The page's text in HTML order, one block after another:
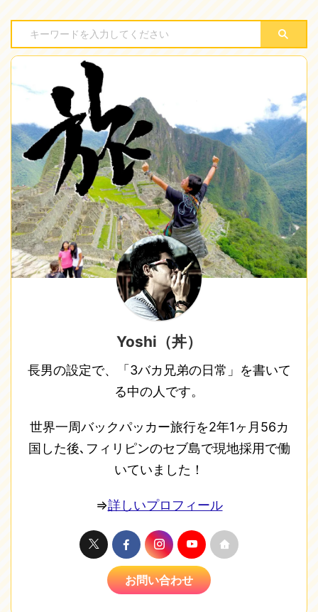
Yoshi（丼）
長男の設定で、「3バカ兄弟の日常」を書いて
る中の人です。
世界一周バックパッカー旅行を2年1ヶ月56カ
国した後､フィリピンのセブ島で現地採用で働
いていました！
⇒詳しいプロフィール
お問い合わせ